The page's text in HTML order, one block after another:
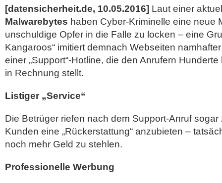
[datensicherheit.de, 10.05.2016] Laut einer
Malwarebytes haben Cyber-Kriminelle eine neue
unschuldige Opfer in die Falle zu locken – eine
Kangaroos“ imitiert demnach Webseiten
einer „Support“-Hotline, die den Anrufern
in Rechnung stellt.
Listiger „Service“
Die Betrüger riefen nach dem Support-Anruf
Kunden eine „Rückerstattung“ anzubieten –
noch mehr Geld zu stehlen.
Professionelle Werbung